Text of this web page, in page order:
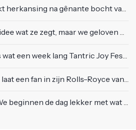
na gênante bocht van 180 graden bij verkeerslicht
ze zegt, maar we geloven haar helemaal!
week lang Tantric Joy Festival met je doet
fan in zijn Rolls-Royce van $600.000
de dag lekker met wat rek- en strekoefeningen